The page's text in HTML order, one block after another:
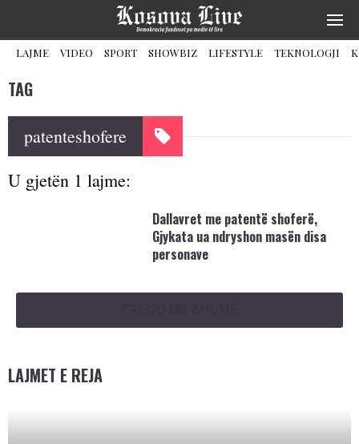
LAJME VIDEO SPORT SHOWBIZ LIFESTYLE TEKNOLOGJI
TAG
patenteshofere
U gjetën 1 lajme:
Dallavret me patentë shoferë,
Gjykata ua ndryshon masën disa
personave
LAJMET E REJA